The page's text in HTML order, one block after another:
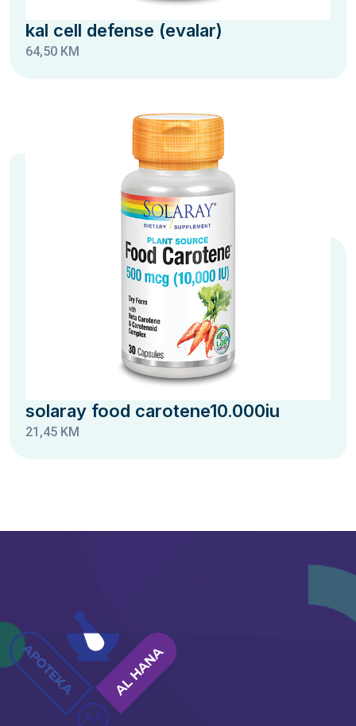
kal cell defense (evalar)
64,50 KM
solaray food carotene10.000iu
21,45 KM